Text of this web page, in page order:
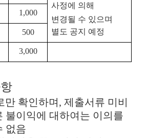
사정에 의해
변경될 수 있으며
별도 공지 예정
1,000
500
3,000
만 확인하며 , 제출서류 미비
불이익에 대하여는 이의를
없음